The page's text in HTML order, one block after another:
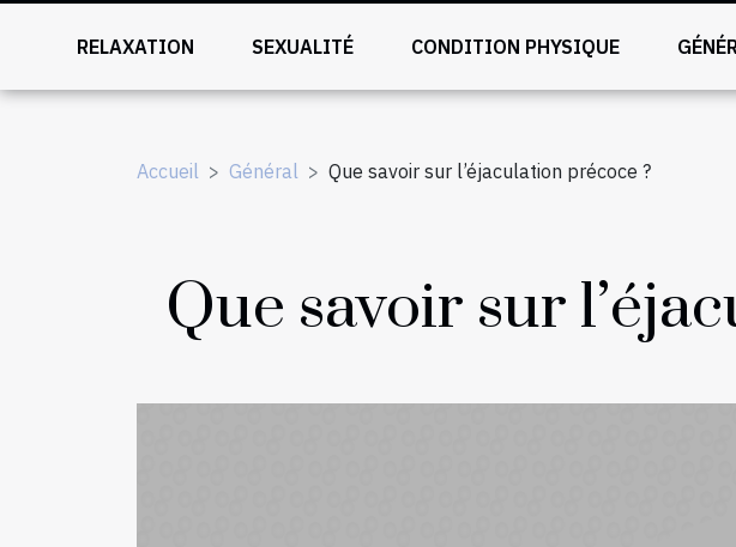
RELAXATION SEXUALITÉ CONDITION PHYSIQUE
Accueil Général Que savoir sur l’éjaculation précoce ?
Que savoir sur